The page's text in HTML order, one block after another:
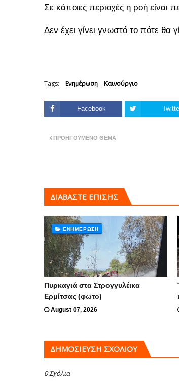
Σε κάποιες περιοχές η ροή είναι
Δεν έχει γίνει γνωστό το πότε θα
Tags: Ενημέρωση Καινούργιο
Facebook
ΠΡΟΗΓΟΎΜΕΝΟ ΘΈΜΑ
ΔΙΑΒΑΣΤΕ ΕΠΙΣΗΣ
ΕΝΗΜΈΡΩΣΗ
Πυρκαγιά στα Στρογγυλέικα
Ερμίτσας (φωτο)
August 07, 2026
ΔΗΜΟΣΊΕΥΣΗ ΣΧΟΛΊΟΥ
0 Σχόλια